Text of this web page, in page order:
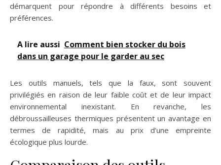
démarquent pour répondre à différents besoins et
préférences.
A lire aussi Comment bien stocker du bois
dans un garage pour le garder au sec
Les outils manuels, tels que la faux, sont souvent
privilégiés en raison de leur faible coût et de leur impact
environnemental inexistant. En revanche, les
débroussailleuses thermiques présentent un avantage en
termes de rapidité, mais au prix d’une empreinte
écologique plus lourde.